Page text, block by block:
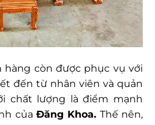
hàng còn được phục vụ với
đến từ nhân viên và quản
chất lượng là điểm mạnh
của Đăng Khoa. Thế nên,